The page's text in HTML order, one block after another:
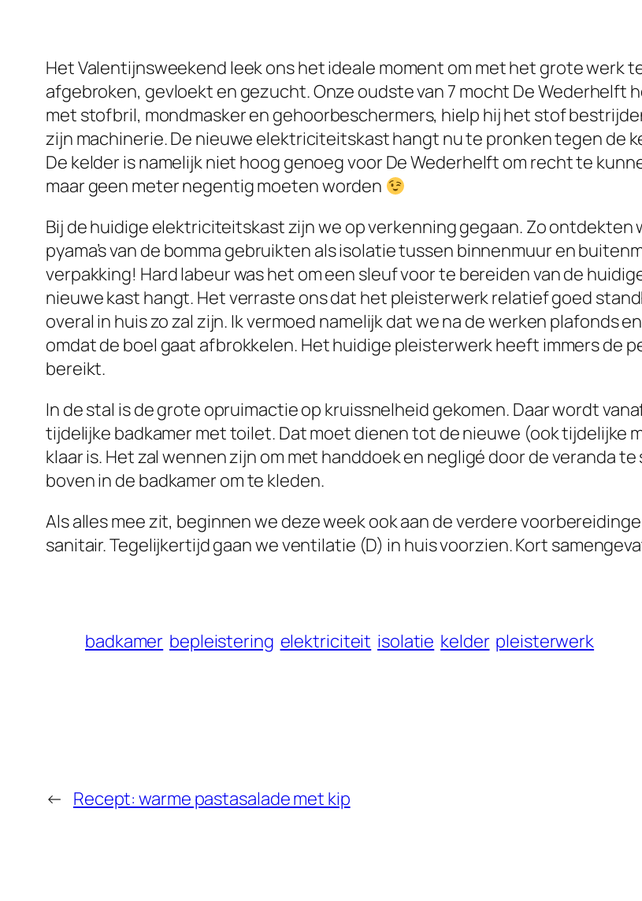
Het Valentijnsweekend leek ons het ideale moment om met het grote werk
afgebroken, gevloekt en gezucht. Onze oudste van 7 mocht De Wederhelft
met stofbril, mondmasker en gehoorbeschermers, hielp hij het stof
zijn machinerie. De nieuwe elektriciteitskast hangt nu te pronken tegen de
De kelder is namelijk niet hoog genoeg voor De Wederhelft om recht te
maar geen meter negentig moeten worden
Bij de huidige elektriciteitskast zijn we op verkenning gegaan. Zo ontdekten
pyama’s van de bomma gebruikten als isolatie tussen binnenmuur en
verpakking! Hard labeur was het om een sleuf voor te bereiden van de
nieuwe kast hangt. Het verraste ons dat het pleisterwerk relatief goed
overal in huis zo zal zijn. Ik vermoed namelijk dat we na de werken plafonds
omdat de boel gaat afbrokkelen. Het huidige pleisterwerk heeft immers de
bereikt.
In de stal is de grote opruimactie op kruissnelheid gekomen. Daar wordt
tijdelijke badkamer met toilet. Dat moet dienen tot de nieuwe (ook tijdelijke
klaar is. Het zal wennen zijn om met handdoek en negligé door de veranda
boven in de badkamer om te kleden.
Als alles mee zit, beginnen we deze week ook aan de verdere
sanitair. Tegelijkertijd gaan we ventilatie (D) in huis voorzien. Kort
badkamer bepleistering elektriciteit isolatie kelder pleisterwerk
← Recept: warme pastasalade met kip